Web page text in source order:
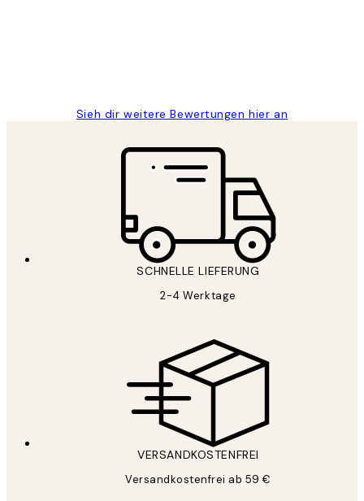
Sieh dir weitere Bewertungen hier an
SCHNELLE LIEFERUNG
2-4 Werktage
VERSANDKOSTENFREI
Versandkostenfrei ab 59 €